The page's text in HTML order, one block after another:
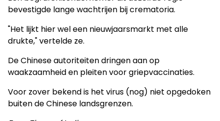
bevestigde lange wachtrijen bij crematoria.
"Het lijkt hier wel een nieuwjaarsmarkt met alle
drukte," vertelde ze.
De Chinese autoriteiten dringen aan op
waakzaamheid en pleiten voor griepvaccinaties.
Voor zover bekend is het virus (nog) niet opgedoken
buiten de Chinese landsgrenzen.